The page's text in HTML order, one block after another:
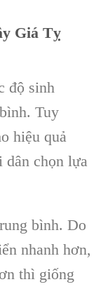
Giá Tỵ
độ sinh
Tuy
hiệu quả
dân chọn lựa
bình. Do
nhanh hơn,
thì giống